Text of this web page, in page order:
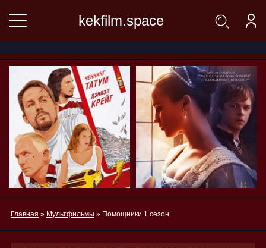
kekfilm.space
Главная » Мультфильмы » Помощники 1 сезон